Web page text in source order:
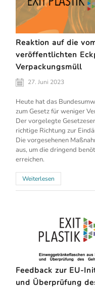
Reaktion auf die
veröffentlichten
Verpackungsmüll
27. Juni 2023
Heute hat das
zum Gesetz für weniger
Der vorgelegte
richtige Richtung zur
Die vorgesehenen
aus, um die dringend
erreichen.
Weiterlesen
Feedback zur EU-
und Überprüfung